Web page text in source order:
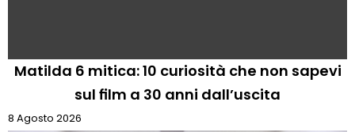
Matilda 6 mitica: 10 curiosità che non sapevi
sul film a 30 anni dall’uscita
8 Agosto 2026